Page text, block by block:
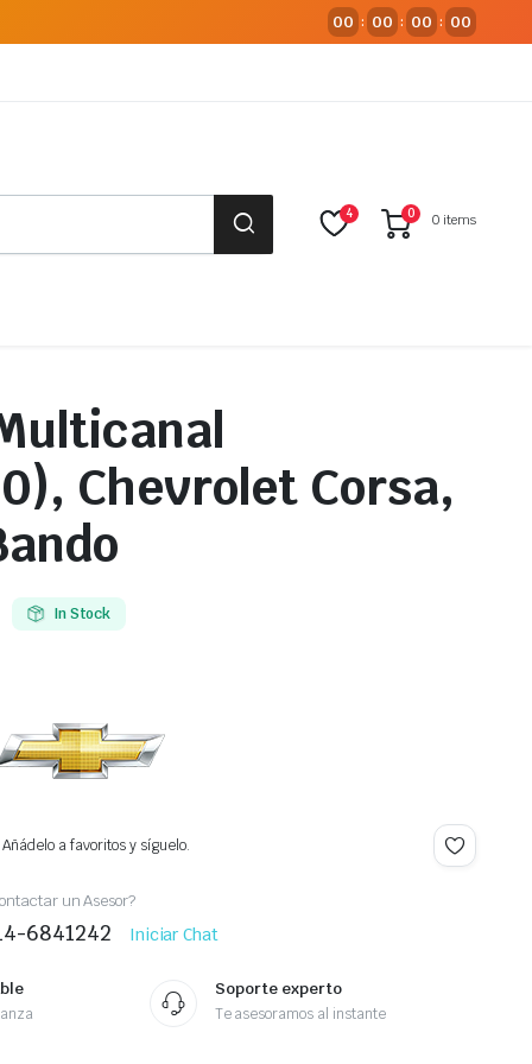
00 : 00 : 00 : 00
4 0 0 items
Chevrolet Corsa,
In Stock
a favoritos y síguelo.
un Asesor?
6841242 Iniciar Chat
Soporte experto
Te asesoramos al instante